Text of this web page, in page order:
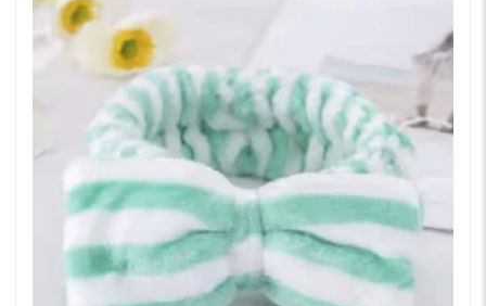
artificial. Si tienes alguna pregunta, por favor
contacta con el Servicio de Atención al Cliente de
Información, estaremos encantados de ayudarte.